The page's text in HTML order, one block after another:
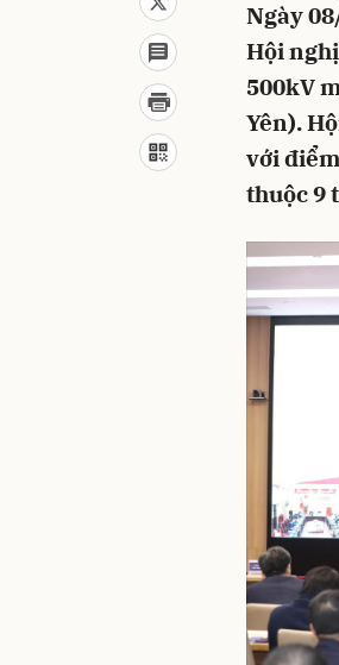
Ngày
Hội
500kV
Yên).
với
thuộc 9